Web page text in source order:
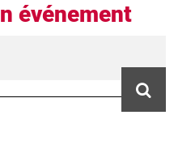
événement